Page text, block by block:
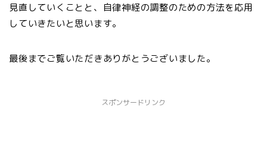
見直していくことと、自律神経の調整のための方法を応用
していきたいと思います。
最後までご覧いただきありがとうございました。
スポンサードリンク